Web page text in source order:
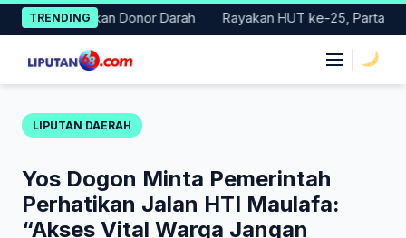
Skip
to
content
TRENDING
Gerakan Donor Darah Rayakan HUT ke-25, Partai
LIPUTAN DAERAH
Yos Dogon Minta Pemerintah
Perhatikan Jalan HTI Maulafa:
“Akses Vital Warga Jangan